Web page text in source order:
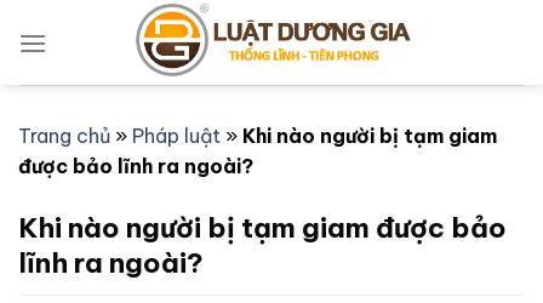
qua
Trang chủ » Pháp luật » Khi nào người bị tạm giam
được bảo lĩnh ra ngoài?
Khi nào người bị tạm giam được bảo
lĩnh ra ngoài?